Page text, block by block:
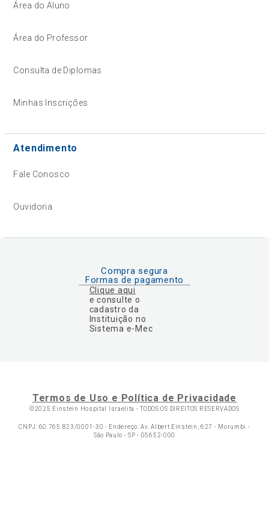
Área do Aluno
Área do Professor
Consulta de Diplomas
Minhas Inscrições
Atendimento
Fale Conosco
Ouvidoria
Compra segura
Formas de pagamento
Clique aqui
e consulte o
cadastro da
Instituição no
Sistema e-Mec
Termos de Uso e Política de Privacidade
©2025 Einstein Hospital Israelita -TODOS OS DIREITOS RESERVADOS
CNPJ: 60.765.823/0001-30 - Endereço: Av. Albert Einstein, 627 - Morumbi -
São Paulo - SP - 05652-000